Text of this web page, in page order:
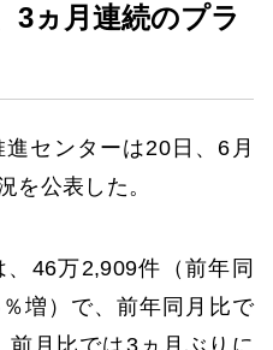
3ヵ月連続のプラ
センターは20日、6月
を公表した。
46万2,909件（前年同
増）で、前年同月比で
月比では3ヵ月ぶりに